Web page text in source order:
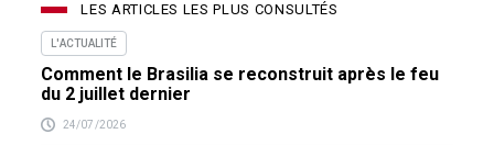
LES ARTICLES LES PLUS CONSULTÉS
L'ACTUALITÉ
Comment le Brasilia se reconstruit après le feu
du 2 juillet dernier
24/07/2026